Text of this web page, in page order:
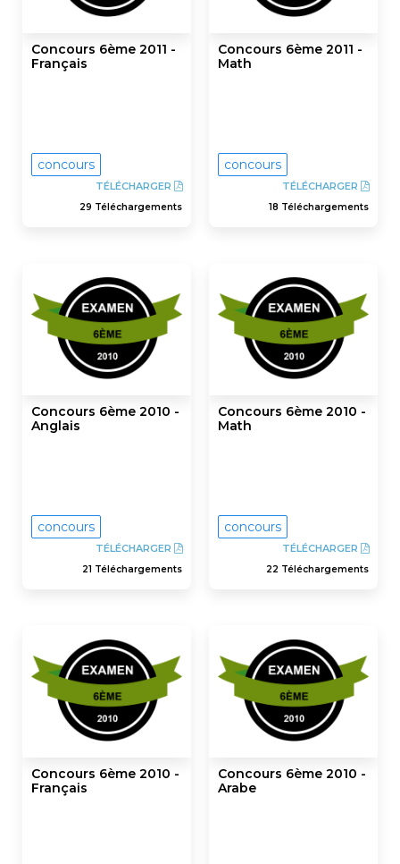
Concours 6ème 2011 -
Français
concours
TÉLÉCHARGER
29 Téléchargements
Concours 6ème 2011 -
Math
concours
TÉLÉCHARGER
18 Téléchargements
Concours 6ème 2010 -
Anglais
concours
TÉLÉCHARGER
21 Téléchargements
Concours 6ème 2010 -
Math
concours
TÉLÉCHARGER
22 Téléchargements
Concours 6ème 2010 -
Français
Concours 6ème 2010 -
Arabe